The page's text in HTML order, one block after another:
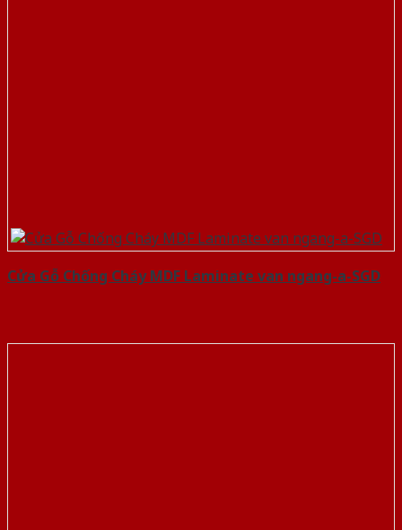
Cửa Gỗ Chống Cháy MDF Laminate van ngang-a-SGD